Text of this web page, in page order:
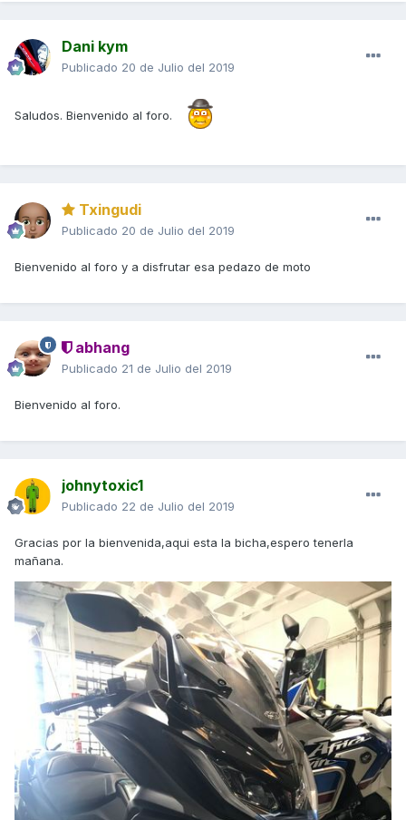
Dani kym
Publicado 20 de Julio del 2019
Saludos. Bienvenido al foro.
Txingudi
Publicado 20 de Julio del 2019
Bienvenido al foro y a disfrutar esa pedazo de moto
abhang
Publicado 21 de Julio del 2019
Bienvenido al foro.
johnytoxic1
Publicado 22 de Julio del 2019
Gracias por la bienvenida,aqui esta la bicha,espero tenerla
mañana.